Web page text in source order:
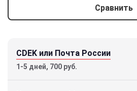
Сравнить
CDEK или Почта России
1-5 дней, 700 руб.